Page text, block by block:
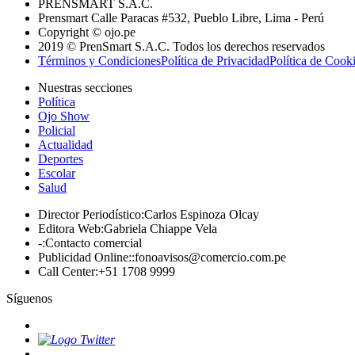
PRENSMART S.A.C.
Prensmart Calle Paracas #532, Pueblo Libre, Lima - Perú
Copyright © ojo.pe
2019 © PrenSmart S.A.C. Todos los derechos reservados
Términos y CondicionesPolítica de PrivacidadPolítica de
Nuestras secciones
Política
Ojo Show
Policial
Actualidad
Deportes
Escolar
Salud
Director Periodístico:Carlos Espinoza Olcay
Editora Web:Gabriela Chiappe Vela
-:Contacto comercial
Publicidad Online::fonoavisos@comercio.com.pe
Call Center:+51 1708 9999
Síguenos